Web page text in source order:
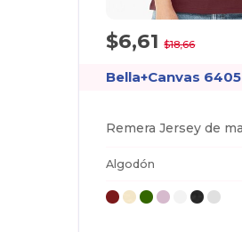
$6,61$18,66
Bella+Canvas 6405
Algodón